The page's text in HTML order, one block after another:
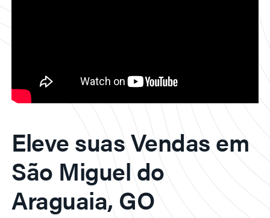
Eleve suas Vendas em
São Miguel do
Araguaia, GO